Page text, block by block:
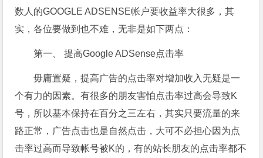
数人的GOOGLE ADSENSE帐户要收益率大很多，其
实，各位要做到也不难，无非是如下两点：
第一、 提高Google ADSense点击率
毋庸置疑，提高广告的点击率对增加收入无疑是一
个有力的因素。有很多的朋友害怕点击率过高会导致K
号，所以基本保持在百分之三左右，其实只要流量的来
路正常，广告点击也是自然点击，大可不必担心因为点
击率过高而导致帐号被K的，有的站长朋友的点击率都不